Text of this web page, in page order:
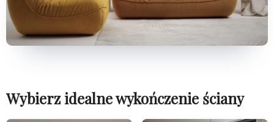
Wybierz idealne wykończenie ściany